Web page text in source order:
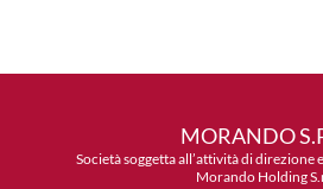
MORANDO
Società soggetta all’attività di direzione
Morando Holding